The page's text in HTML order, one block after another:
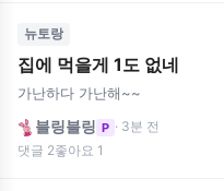
뉴토랑
집에 먹을게 1도 없네
가난하다 가난해~~
블링블링 P · 3분 전
댓글 2좋아요 1